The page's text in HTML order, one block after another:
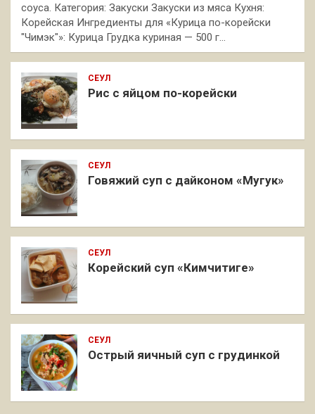
соуса. Категория: Закуски Закуски из мяса Кухня:
Корейская Ингредиенты для «Курица по-корейски
"Чимэк"»: Курица Грудка куриная — 500 г…
СЕУЛ
Рис с яйцом по-корейски
СЕУЛ
Говяжий суп с дайконом «Мугук»
СЕУЛ
Корейский суп «Кимчитиге»
СЕУЛ
Острый яичный суп с грудинкой